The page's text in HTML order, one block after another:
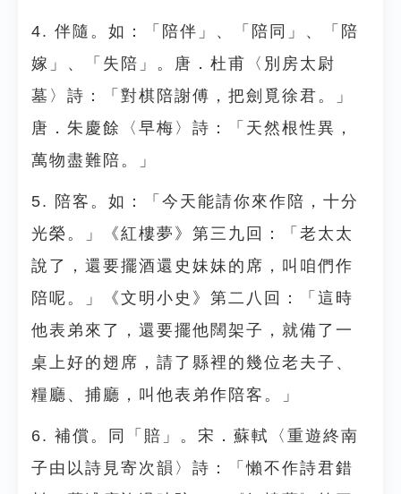
4. 伴隨。如：「陪伴」、「陪同」、「陪
嫁」、「失陪」。唐．杜甫〈別房太尉
墓〉詩：「對棋陪謝傅，把劍覓徐君。」
唐．朱慶餘〈早梅〉詩：「天然根性異，
萬物盡難陪。」
5. 陪客。如：「今天能請你來作陪，十分
光榮。」《紅樓夢》第三九回：「老太太
說了，還要擺酒還史妹妹的席，叫咱們作
陪呢。」《文明小史》第二八回：「這時
他表弟來了，還要擺他闊架子，就備了一
桌上好的翅席，請了縣裡的幾位老夫子、
糧廳、捕廳，叫他表弟作陪客。」
6. 補償。同「賠」。宋．蘇軾〈重遊終南
子由以詩見寄次韻〉詩：「懶不作詩君錯